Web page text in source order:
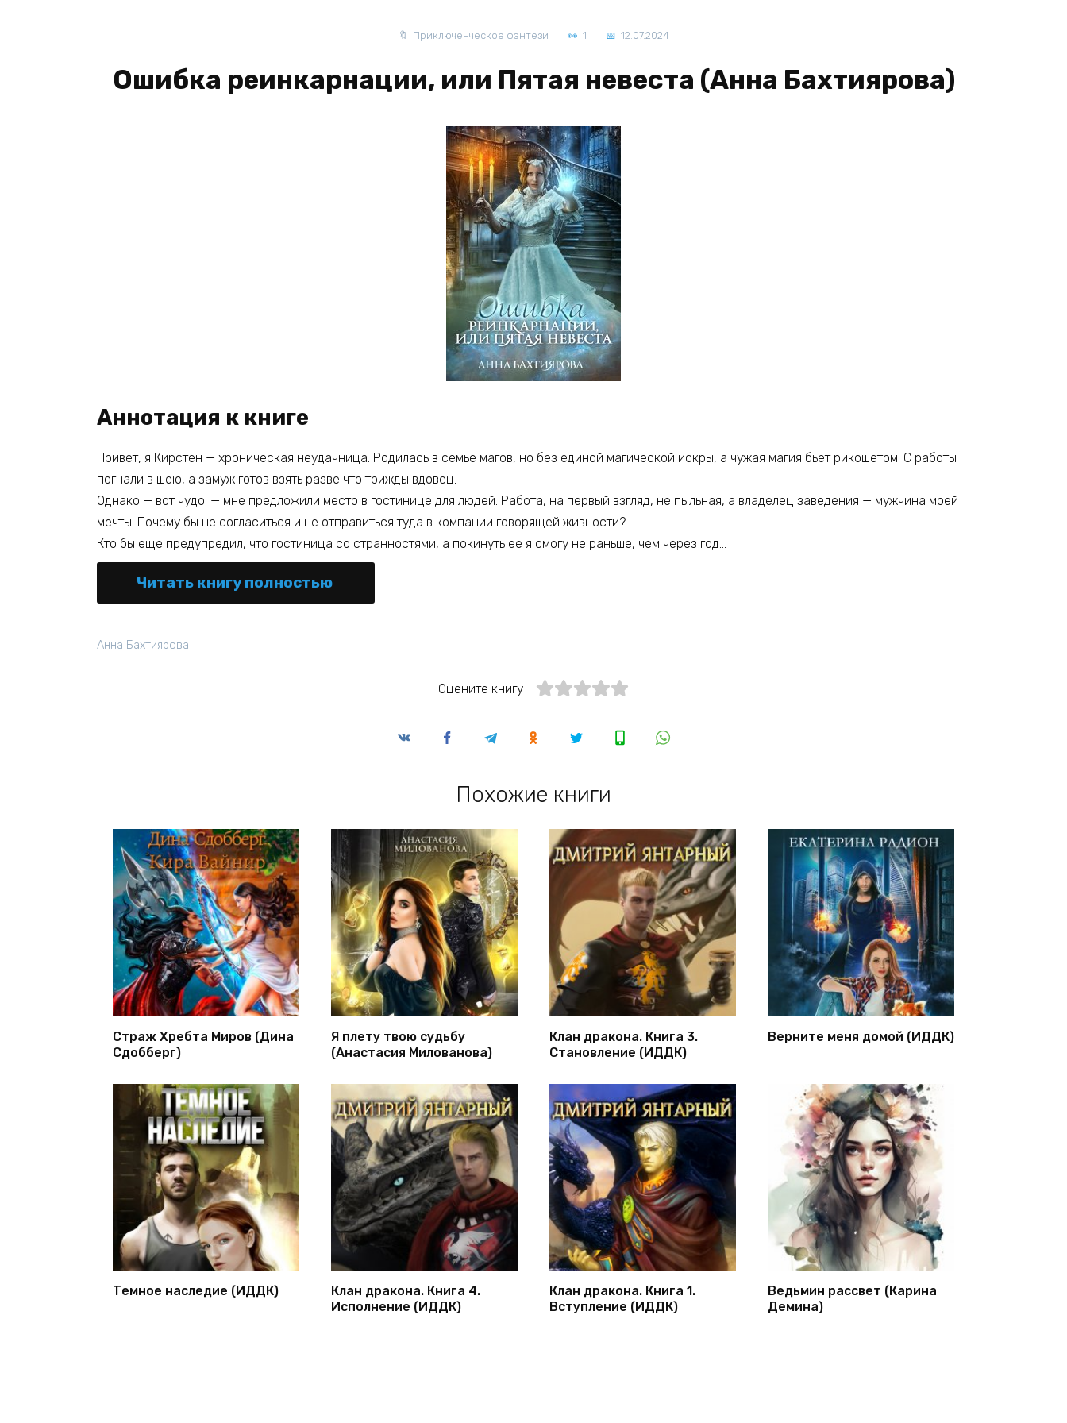
Приключенческое фэнтези 1 12.07.2024
Ошибка реинкарнации, или Пятая невеста (Анна Бахтиярова)
Аннотация к книге
Привет, я Кирстен — хроническая неудачница. Родилась в семье магов, но без единой магической искры, а чужая магия бьет рикошетом. С работы
погнали в шею, а замуж готов взять разве что трижды вдовец.
Однако — вот чудо! — мне предложили место в гостинице для людей. Работа, на первый взгляд, не пыльная, а владелец заведения — мужчина моей
мечты. Почему бы не согласиться и не отправиться туда в компании говорящей живности?
Кто бы еще предупредил, что гостиница со странностями, а покинуть ее я смогу не раньше, чем через год…
Читать книгу полностью
Анна Бахтиярова
Оцените книгу
Похожие книги
Страж Хребта Миров (Дина
Сдобберг)
Я плету твою судьбу
(Анастасия Милованова)
Клан дракона. Книга 3.
Становление (ИДДК)
Верните меня домой (ИДДК)
Темное наследие (ИДДК)
Клан дракона. Книга 4.
Исполнение (ИДДК)
Клан дракона. Книга 1.
Вступление (ИДДК)
Ведьмин рассвет (Карина
Демина)